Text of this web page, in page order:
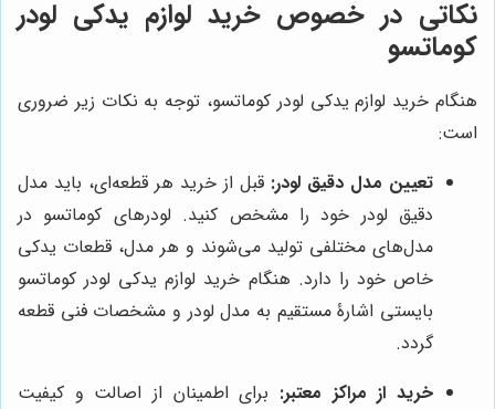
نکاتی در خصوص خرید لوازم یدکی لودر
کوماتسو
هنگام خرید لوازم یدکی لودر کوماتسو، توجه به نکات زیر ضروری
است:
تعیین مدل دقیق لودر: قبل از خرید هر قطعه‌ای، باید مدل
دقیق لودر خود را مشخص کنید. لودرهای کوماتسو در
مدل‌های مختلفی تولید می‌شوند و هر مدل، قطعات یدکی
خاص خود را دارد. هنگام خرید لوازم یدکی لودر کوماتسو
بایستی اشارۀ مستقیم به مدل لودر و مشخصات فنی قطعه
گردد.
خرید از مراکز معتبر: برای اطمینان از اصالت و کیفیت